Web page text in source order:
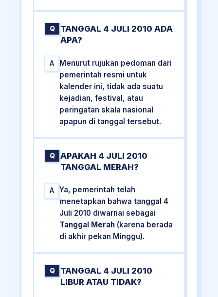
Q
TANGGAL 4 JULI 2010 ADA
APA?
A
Menurut rujukan pedoman dari
pemerintah resmi untuk
kalender ini, tidak ada suatu
kejadian, festival, atau
peringatan skala nasional
apapun di tanggal tersebut.
Q
APAKAH 4 JULI 2010
TANGGAL MERAH?
A
Ya, pemerintah telah
menetapkan bahwa tanggal 4
Juli 2010 diwarnai sebagai
Tanggal Merah (karena berada
di akhir pekan Minggu).
Q
TANGGAL 4 JULI 2010
LIBUR ATAU TIDAK?